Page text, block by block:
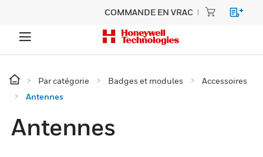
COMMANDE EN VRAC
Par catégorie Badges et modules
Accessoires
Antennes
Antennes